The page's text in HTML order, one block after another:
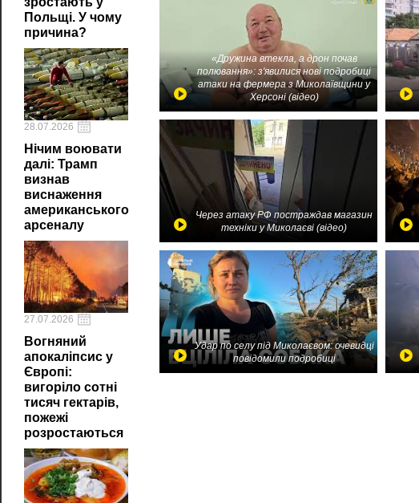
Польщі. У чому
причина?
28.07.2026
Нічим воювати
далі: Трамп
визнав
виснаження
американського
арсеналу
27.07.2026
Вогняний
апокаліпсис у
Європі:
вигоріло сотні
тисяч гектарів,
пожежі
розростаються
«Дружина втекла, а дрон почав
полювання»: з'явилися нові подробиці
атаки на фермера з Миколаївщини у
Херсоні (відео)
Через атаку РФ постраждав магазин
техніки у Миколаєві (відео)
Удар по селу під Миколаєвом: очевидці
повідомили подробиці